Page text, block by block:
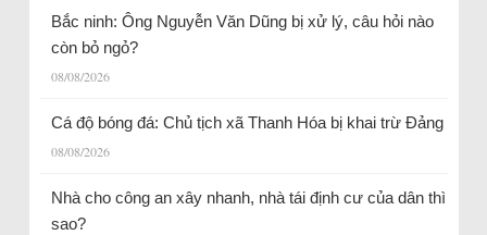
Bắc ninh: Ông Nguyễn Văn Dũng bị xử lý, câu hỏi nào
còn bỏ ngỏ?
08/08/2026
Cá độ bóng đá: Chủ tịch xã Thanh Hóa bị khai trừ Đảng
08/08/2026
Nhà cho công an xây nhanh, nhà tái định cư của dân thì
sao?